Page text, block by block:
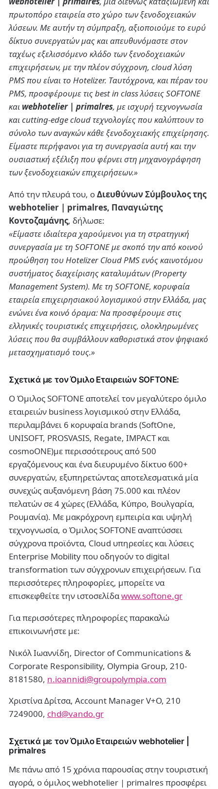
πρωτοπόρο εταιρεία στο χώρο των ξενοδοχειακών
λύσεων. Με αυτήν τη σύμπραξη, αξιοποιούμε το ευρύ
δίκτυο συνεργατών μας και απευθυνόμαστε στον
ταχέως εξελισσόμενο κλάδο των ξενοδοχειακών
επιχειρήσεων, με την πλέον σύγχρονη, cloud λύση
PMS που είναι το Hotelizer. Ταυτόχρονα, και πέραν του
PMS, προσφέρουμε τις best in class λύσεις SOFTONE
και webhotelier | primalres, με ισχυρή τεχνογνωσία
και cutting-edge cloud τεχνολογίες που καλύπτουν το
σύνολο των αναγκών κάθε ξενοδοχειακής επιχείρησης.
Είμαστε περήφανοι για τη συνεργασία αυτή και την
ουσιαστική εξέλιξη που φέρνει στη μηχανογράφηση
των ξενοδοχειακών επιχειρήσεων.»
Από την πλευρά του, oΔιευθύνων Σύμβουλος της
webhotelier | primalres, Παναγιώτης
Κοντοζαμάνης, δήλωσε:
«Είμαστε ιδιαίτερα χαρούμενοι για τη στρατηγική
συνεργασία με τη SOFTONE με σκοπό την από κοινού
προώθηση του Hotelizer Cloud PMS ενός καινοτόμου
συστήματος διαχείρισης καταλυμάτων (Property
Management System). Με τη SOFTONE, κορυφαία
εταιρεία επιχειρησιακού λογισμικού στην Ελλάδα, μας
ενώνει ένα κοινό όραμα: Να προσφέρουμε στις
ελληνικές τουριστικές επιχειρήσεις, ολοκληρωμένες
λύσεις που θα συμβάλλουν καθοριστικά στον ψηφιακό
μετασχηματισμό τους.»
Σχετικά με τον Όμιλο Εταιρειών SOFTONE:
Ο Όμιλος SOFTONE αποτελεί τον μεγαλύτερο όμιλο
εταιρειών business λογισμικού στην Ελλάδα,
περιλαμβάνει 6 κορυφαία brands (SoftOne,
UNISOFT, PROSVASIS, Regate, IMPACT και
cosmoONE)με περισσότερους από 500
εργαζόμενους και ένα διευρυμένο δίκτυο 600+
συνεργατών, εξυπηρετώντας αποτελεσματικά μία
συνεχώς αυξανόμενη βάση 75.000 και πλέον
πελατών σε 4 χώρες (Ελλάδα, Κύπρο, Βουλγαρία,
Ρουμανία). Με μακρόχρονη εμπειρία και υψηλή
τεχνογνωσία, ο Όμιλος SOFTONE αναπτύσσει
σύγχρονα προϊόντα, Cloud υπηρεσίες και λύσεις
Enterprise Mobility που οδηγούν το digital
transformation των σύγχρονων επιχειρήσεων. Για
περισσότερες πληροφορίες, μπορείτε να
επισκεφθείτε την ιστοσελίδαwww.softone.gr
Για περισσότερες πληροφορίες παρακαλώ
επικοινωνήστε με:
Νικόλ Ιωαννίδη, Director of Communications &
Corporate Responsibility, Olympia Group, 210-
8181580, n.ioannidi@groupolympia.com
Χριστίνα Δρίτσα, Account Manager V+O, 210
7249000, chd@vando.gr
Σχετικά με τον Όμιλο Εταιρειών webhotelier |
primalres
Με πάνω από 15 χρόνια παρουσίας στην τουριστική
αγορά, ο όμιλος webhotelier | primalres προσφέρει